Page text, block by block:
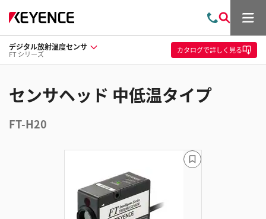
問
い
合
わ
索
メ
ュ
ー
デジタル放射温度センサ
FT シリーズ カタログで詳しく見る
センサヘッド 中低温タイプ
FT-H20
ブ
ッ